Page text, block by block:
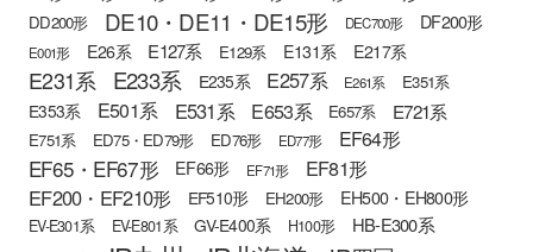
DD200形 DE10・DE11・DE15形 DEC700形 DF200形
E001形 E26系 E127系 E129系 E131系 E217系
E231系 E233系 E235系 E257系 E261系 E351系
E353系 E501系 E531系 E653系 E657系 E721系
E751系 ED75・ED79形 ED76形 ED77形 EF64形
EF65・EF67形 EF66形 EF71形
EF81形
EF200・EF210形
EF510形 EH200形 EH500・EH800形
EV-E301系 EV-E801系 GV-E400系 H100形 HB-E300系